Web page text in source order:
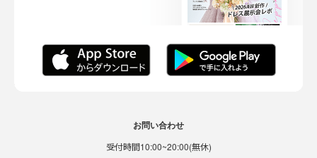
お問い合わせ
受付時間10:00~20:00(無休)